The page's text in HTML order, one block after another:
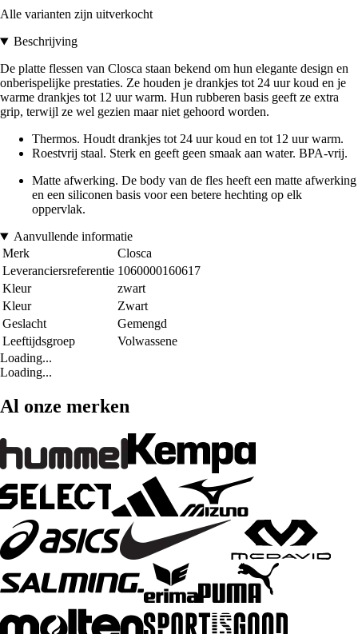
Alle varianten zijn uitverkocht
Beschrijving
De platte flessen van Closca staan bekend om hun elegante design en
onberispelijke prestaties. Ze houden je drankjes tot 24 uur koud en je
warme drankjes tot 12 uur warm. Hun rubberen basis geeft ze extra
grip, terwijl ze wel gezien maar niet gehoord worden.
Thermos. Houdt drankjes tot 24 uur koud en tot 12 uur warm.
Roestvrij staal. Sterk en geeft geen smaak aan water. BPA-vrij.
Matte afwerking. De body van de fles heeft een matte afwerking
en een siliconen basis voor een betere hechting op elk
oppervlak.
Aanvullende informatie
Merk
Closca
Leveranciersreferentie 1060000160617
Kleur
zwart
Kleur
Zwart
Geslacht
Gemengd
Leeftijdsgroep
Volwassene
Loading...
Loading...
Al onze merken